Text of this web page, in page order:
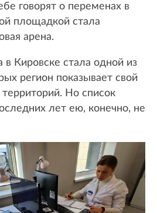
говорят о переменах в
площадкой стала
арена.
в Кировске стала одной из
регион показывает свой
Но список
лет ею, конечно, не